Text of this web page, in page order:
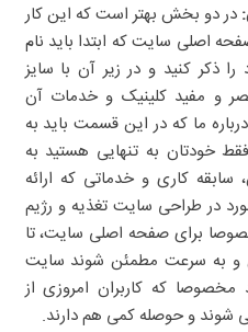
در دو بخش بهتر است که این کار
اصلی سایت که ابتدا باید نام
ذکر کنید و در زیر آن با سایز
و مفید کلینیک و خدمات آن
ما که در این قسمت باید به
خودتان به تنهایی هستید به
کاری و خدماتی که ارائه
در طراحی سایت تغذیه و رژیم
برای صفحه اصلی سایت، تا
و به سرعت مطمئن شوند سایت
مخصوصا که کاربران امروزی از
شوند و حوصله کمی هم دارند.